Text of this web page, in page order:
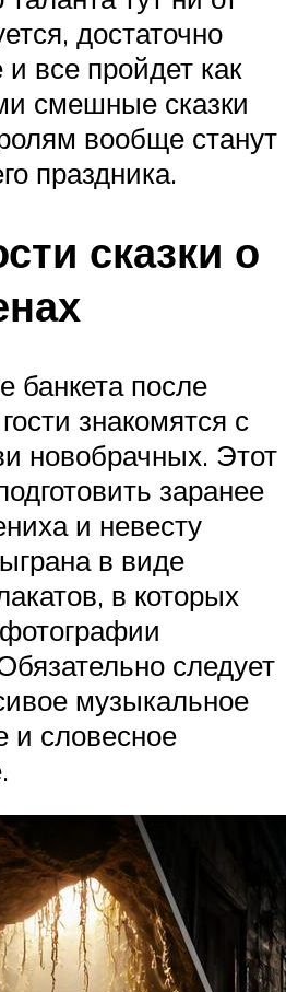
достаточно
все пройдет как
смешные сказки
вообще станут
праздника.
сказки о
банкета после
знакомятся с
новобрачных. Этот
заранее
и невесту
в виде
в которых
следует
музыкальное
и словесное